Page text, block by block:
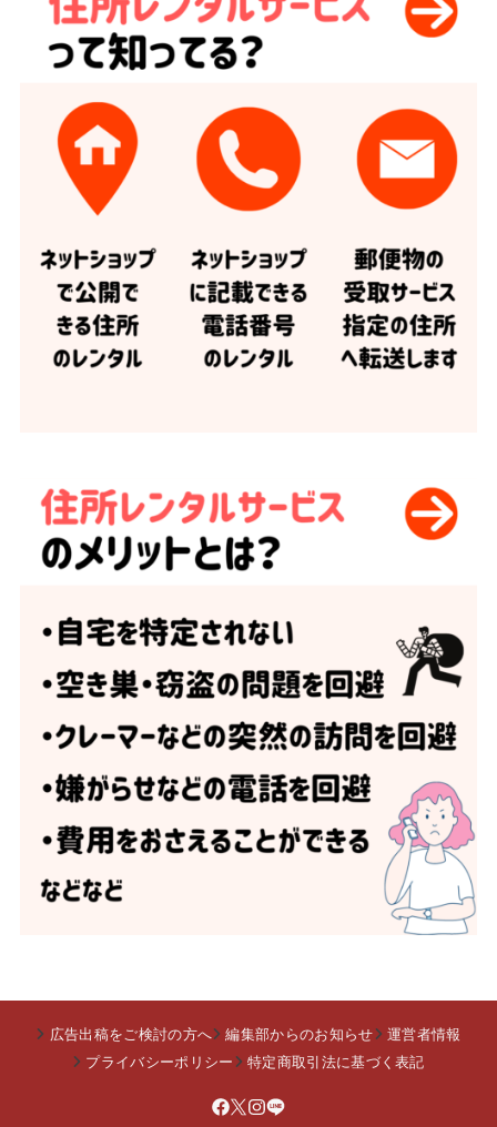
広告出稿をご検討の方へ 編集部からのお知らせ
運営者情報
プライバシーポリシー
特定商取引法に基づく表記